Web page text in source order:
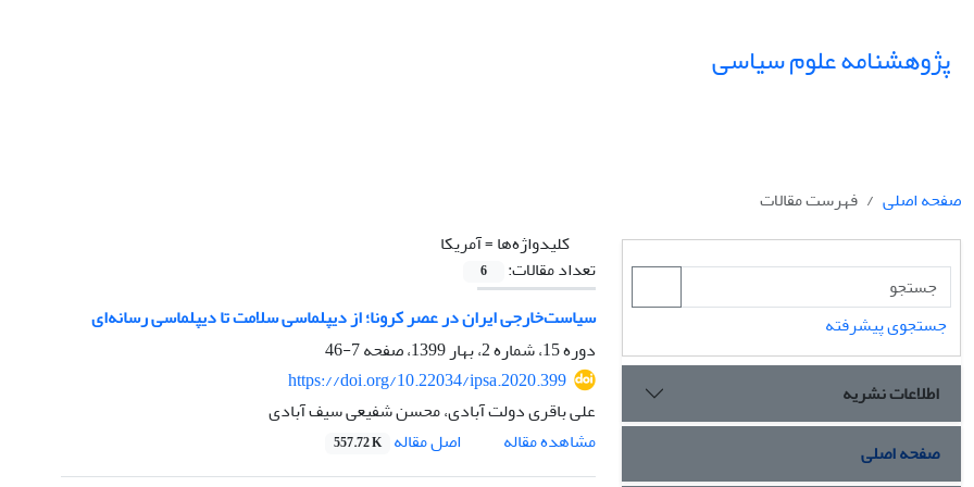
پژوهشنامه علوم سیاسی
صفحه اصلی
فهرست مقالات
کلیدواژه‌ها =آمریکا
تعداد مقالات:
6
سیاست‌خارجی ایران در عصر کرونا؛ از دیپلماسی سلامت تا دیپلماسی رسانه‌ای
دوره 15، شماره 2، بهار 1399، صفحه
7-46
https://doi.org/10.22034/ipsa.2020.399
علی باقری دولت آبادی، محسن شفیعی سیف آبادی
مشاهده مقاله
اصل مقاله 557.72 K
جستجوی پیشرفته
اطلاعات نشریه
صفحه اصلی